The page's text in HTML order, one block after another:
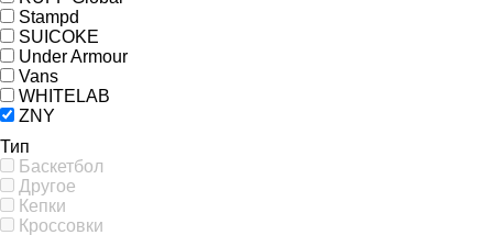
Stampd
SUICOKE
Under Armour
Vans
WHITELAB
ZNY
Тип
Баскетбол
Другое
Кепки
Кроссовки